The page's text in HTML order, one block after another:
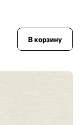
В корзину